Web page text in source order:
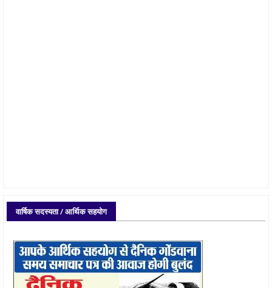
वार्षिक सदस्यता / आर्थिक सहयोग